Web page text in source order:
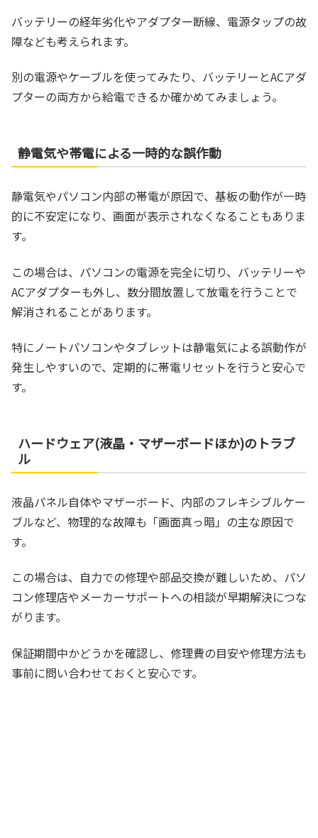
バッテリーの経年劣化やアダプター断線、電源タップの故
障なども考えられます。
別の電源やケーブルを使ってみたり、バッテリーとACアダ
プターの両方から給電できるか確かめてみましょう。
静電気や帯電による一時的な誤作動
静電気やパソコン内部の帯電が原因で、基板の動作が一時
的に不安定になり、画面が表示されなくなることもありま
す。
この場合は、パソコンの電源を完全に切り、バッテリーや
ACアダプターも外し、数分間放置して放電を行うことで
解消されることがあります。
特にノートパソコンやタブレットは静電気による誤動作が
発生しやすいので、定期的に帯電リセットを行うと安心で
す。
ハードウェア(液晶・マザーボードほか)のトラブ
ル
液晶パネル自体やマザーボード、内部のフレキシブルケー
ブルなど、物理的な故障も「画面真っ暗」の主な原因で
す。
この場合は、自力での修理や部品交換が難しいため、パソ
コン修理店やメーカーサポートへの相談が早期解決につな
がります。
保証期間中かどうかを確認し、修理費の目安や修理方法も
事前に問い合わせておくと安心です。